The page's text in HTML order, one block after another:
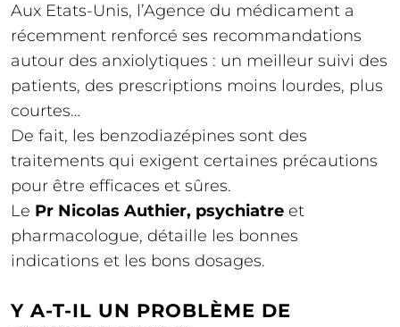
Aux Etats-Unis, l’Agence du médicament a
récemment renforcé ses recommandations
autour des anxiolytiques : un meilleur suivi des
patients, des prescriptions moins lourdes, plus
courtes…
De fait, les benzodiazépines sont des
traitements qui exigent certaines précautions
pour être efficaces et sûres.
Le Pr Nicolas Authier, psychiatre et
pharmacologue, détaille les bonnes
indications et les bons dosages.
Y A-T-IL UN PROBLÈME DE